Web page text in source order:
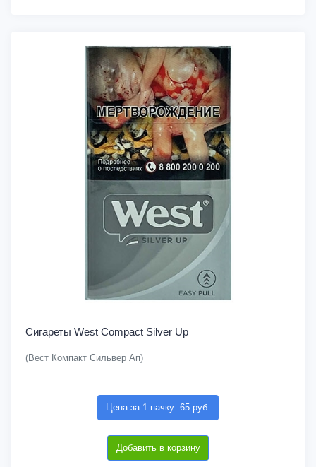
Сигареты West Compact Silver Up
(Вест Компакт Сильвер Ап)
Цена за 1 пачку: 65 руб.
Добавить в корзину